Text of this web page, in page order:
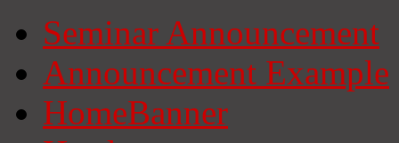
Seminar Announcement
Announcement Example
HomeBanner